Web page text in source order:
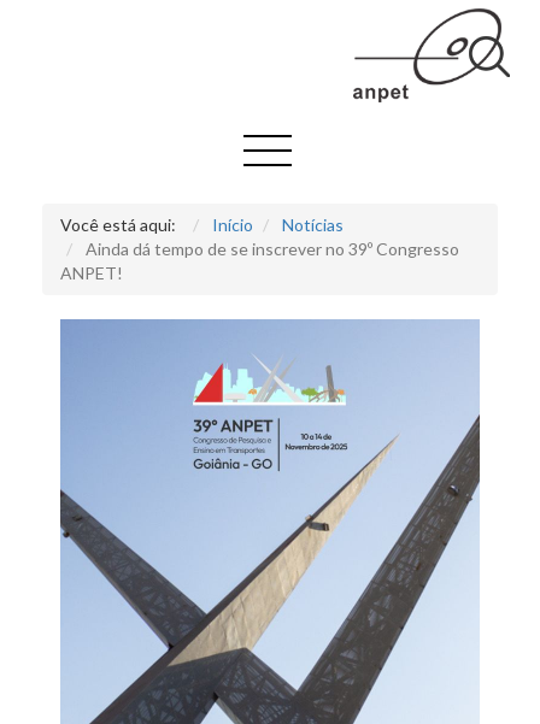
Você está aqui: Início
Notícias
Ainda dá tempo de se inscrever no 39º Congresso
ANPET!